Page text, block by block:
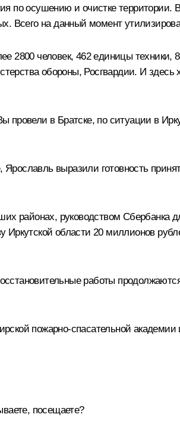
по осушению и очистке
Всего на данный момент
2800 человек, 462 единицы
обороны, Росгвардии. И здесь
в Братске, по ситуации в
выразили готовность
районах, руководством
области 20 миллионов
работы
пожарно‑спасательной
посещаете?